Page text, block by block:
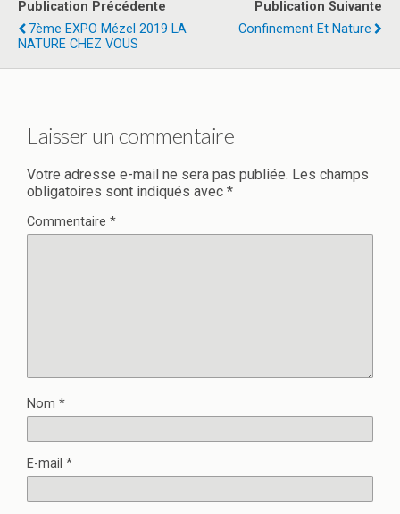
o
o
d
o
er
Publication Précédente
7ème EXPO Mézel 2019 LA
NATURE CHEZ VOUS
Publication Suivante
Confinement Et Nature
Laisser un commentaire
Votre adresse e-mail ne sera pas publiée. Les champs
obligatoires sont indiqués avec *
Commentaire *
Nom *
E-mail *